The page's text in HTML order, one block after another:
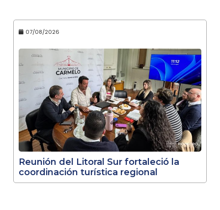
07/08/2026
Reunión del Litoral Sur fortaleció la
coordinación turística regional